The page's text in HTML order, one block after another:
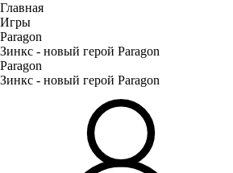
Главная
Игры
Paragon
Зинкс - новый герой Paragon
Paragon
Зинкс - новый герой Paragon